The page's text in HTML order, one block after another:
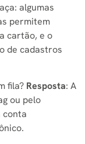
algumas
permitem
cartão, e o
de cadastros
fila? Resposta: A
ou pelo
conta